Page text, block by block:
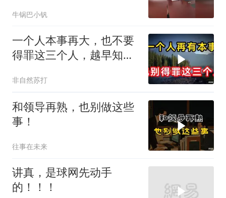
牛锅巴小钒
一个人本事再大，也不要
得罪这三个人，越早知道
非自然苏打
和领导再熟，也别做这些
事！
往事在未来
讲真，是球网先动手
的！！！